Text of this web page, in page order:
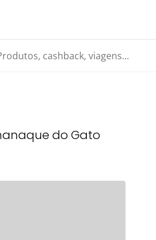
cashback, viagens...
do Gato